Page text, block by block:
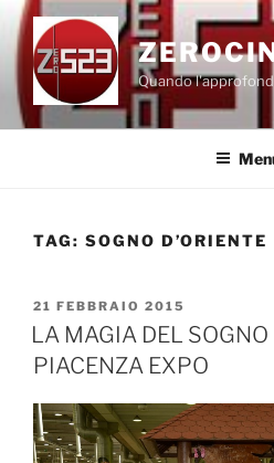
Salta
contenuto
Quando
TAG: SOGNO D’ORIENTE
PUBBLICATO
IL
21 FEBBRAIO 2015
LA MAGIA DEL SOGNO
PIACENZA EXPO